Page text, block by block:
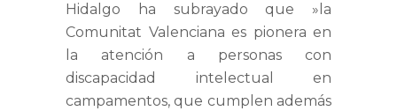
Hidalgo ha subrayado que »la
Comunitat Valenciana es pionera en
la atención a personas con
discapacidad intelectual en
campamentos, que cumplen además